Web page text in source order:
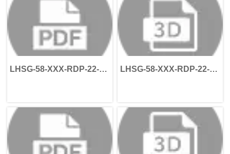
器。
密传动，而谐波旋转执行器则
提供完整的旋转运动。
等优势。通过采用标准化机器
人关节执行器，制造商可以加
快机器人开发进程，同时提升
大规模生产的一致性。
LHSG-58-XXX-RDP-22-
LHSG-58-XXX-RDP-22-